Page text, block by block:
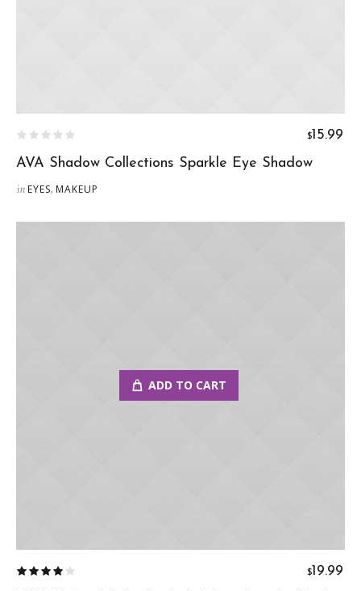
$15.99
AVA Shadow Collections Sparkle Eye Shadow
in EYES, MAKEUP
ADD TO CART
$19.99